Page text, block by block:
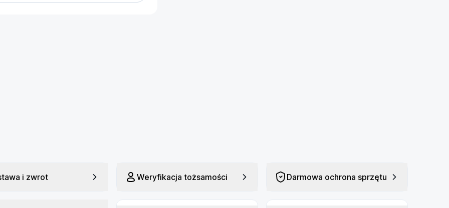
13000 m
i zwrot Weryfikacja tożsamości Darmowa ochrona sprzętu